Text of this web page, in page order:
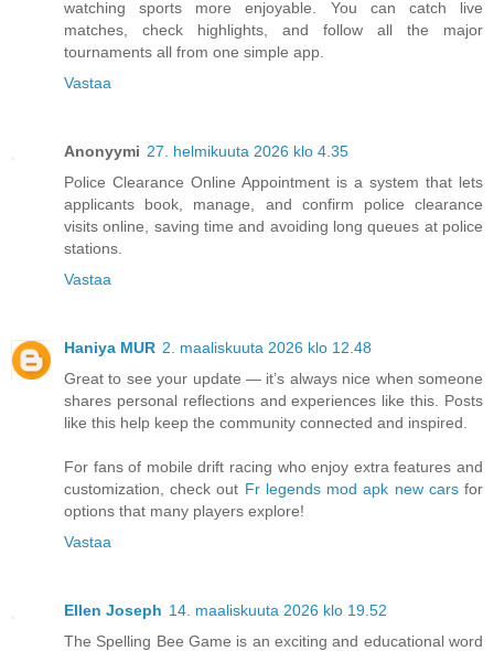
watching sports more enjoyable. You can catch live
matches, check highlights, and follow all the major
tournaments all from one simple app.
Vastaa
Anonyymi 27. helmikuuta 2026 klo 4.35
Police Clearance Online Appointment is a system that lets
applicants book, manage, and confirm police clearance
visits online, saving time and avoiding long queues at police
stations.
Vastaa
Haniya MUR 2. maaliskuuta 2026 klo 12.48
Great to see your update — it’s always nice when someone
shares personal reflections and experiences like this. Posts
like this help keep the community connected and inspired.
For fans of mobile drift racing who enjoy extra features and
customization, check out Fr legends mod apk new carsfor
options that many players explore!
Vastaa
Ellen Joseph 14. maaliskuuta 2026 klo 19.52
The Spelling Bee Game is an exciting and educational word